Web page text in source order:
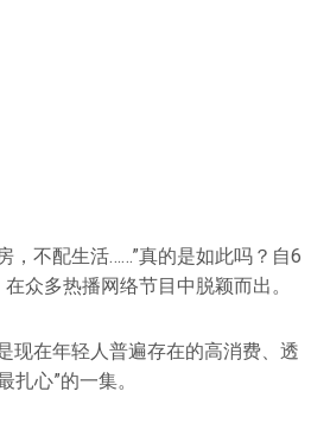
，不配生活……”真的是如此吗？自6
众多热播网络节目中脱颖而出。
现在年轻人普遍存在的高消费、透
心”的一集。